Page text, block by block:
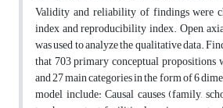
Validity and reliability of findings were
index and reproducibility index. Open,
was used to analyze the qualitative data.
that 703 primary conceptual propositions
and 27 main categories in the form of 6
model include: Causal causes (family,